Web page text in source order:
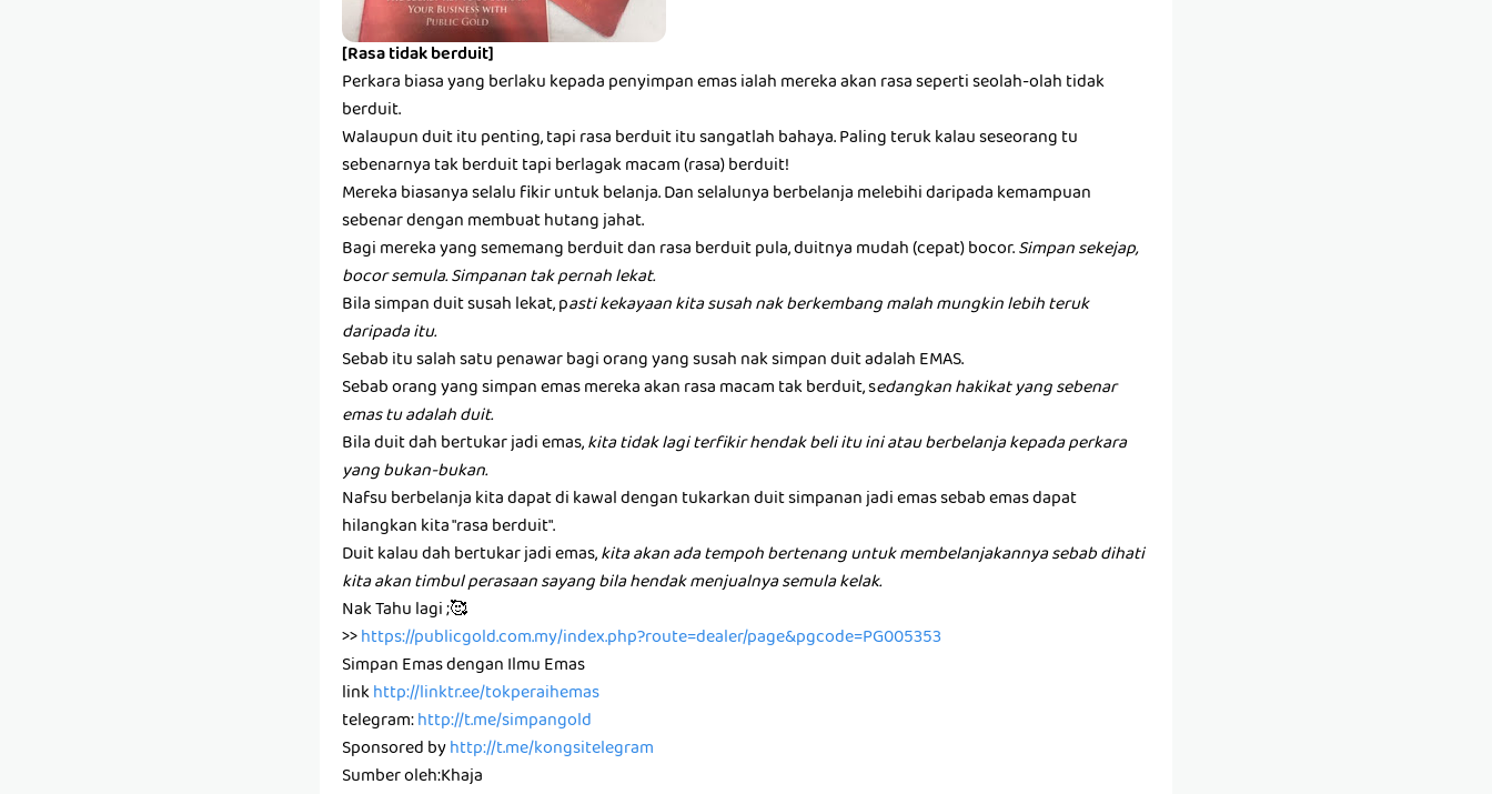
[Rasa tidak berduit]
Perkara biasa yang berlaku kepada penyimpan emas ialah mereka akan rasa seperti seolah-olah tidak
berduit.
Walaupun duit itu penting, tapi rasa berduit itu sangatlah bahaya. Paling teruk kalau seseorang tu
sebenarnya tak berduit tapi berlagak macam (rasa) berduit!
Mereka biasanya selalu fikir untuk belanja. Dan selalunya berbelanja melebihi daripada kemampuan
sebenar dengan membuat hutang jahat.
Bagi mereka yang sememang berduit dan rasa berduit pula, duitnya mudah (cepat) bocor.Simpan sekejap,
bocor semula. Simpanan tak pernah lekat.
Bila simpan duit susah lekat, pasti kekayaan kita susah nak berkembang malah mungkin lebih teruk
daripada itu.
Sebab itu salah satu penawar bagi orang yang susah nak simpan duit adalah EMAS.
Sebab orang yang simpan emas mereka akan rasa macam tak berduit, sedangkan hakikat yang sebenar
emas tu adalah duit.
Bila duit dah bertukar jadi emas,kita tidak lagi terfikir hendak beli itu ini atau berbelanja kepada perkara
yang bukan-bukan.
Nafsu berbelanja kita dapat di kawal dengan tukarkan duit simpanan jadi emas sebab emas dapat
hilangkan kita "rasa berduit".
Duit kalau dah bertukar jadi emas,kita akan ada tempoh bertenang untuk membelanjakannya sebab dihati
kita akan timbul perasaan sayang bila hendak menjualnya semula kelak.
Nak Tahu lagi ;🥰
>>https://publicgold.com.my/index.php?route=dealer/page&pgcode=PG005353
Simpan Emas dengan Ilmu Emas
linkhttp://linktr.ee/tokperaihemas
telegram:http://t.me/simpangold
Sponsored byhttp://t.me/kongsitelegram
Sumber oleh:Khaja